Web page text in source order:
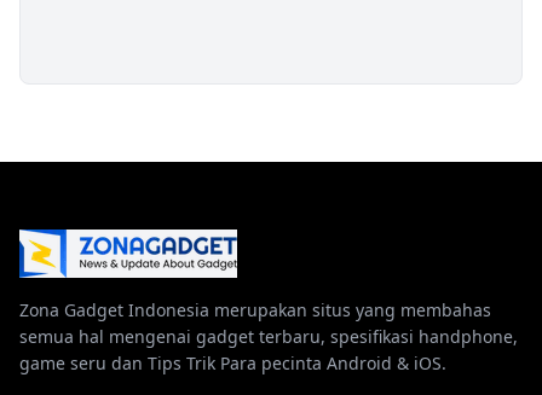
Zona Gadget Indonesia merupakan situs yang membahas
semua hal mengenai gadget terbaru, spesifikasi handphone,
game seru dan Tips Trik Para pecinta Android & iOS.